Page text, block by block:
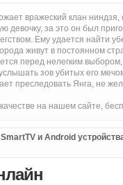
вражеский клан ниндзя,
девочку, за это он был
Ему удается найти
живут в постоянном
перед нелегким выбором,
зов убитых его
преследовать Янга, не
на нашем сайте,
и Android